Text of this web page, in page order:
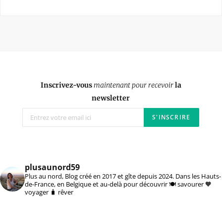
Inscrivez-vousmaintenant pour recevoirla
newsletter
plusaunord59
Plus au nord, Blog créé en 2017 et gîte depuis 2024. Dans les Hauts-
de-France, en Belgique et au-delà pour découvrir 🍽️ savourer 🧡
voyager 🧳 rêver